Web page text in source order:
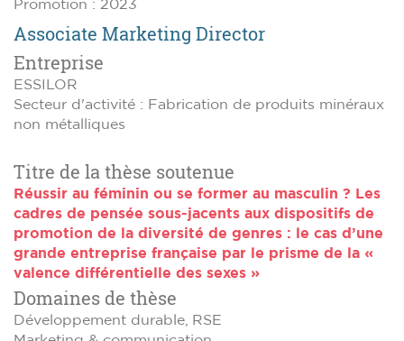
Promotion : 2023
Associate Marketing Director
Entreprise
ESSILOR
Secteur d'activité : Fabrication de produits minéraux
non métalliques
Titre de la thèse soutenue
Réussir au féminin ou se former au masculin ? Les
cadres de pensée sous-jacents aux dispositifs de
promotion de la diversité de genres : le cas d’une
grande entreprise française par le prisme de la «
valence différentielle des sexes »
Domaines de thèse
Développement durable, RSE